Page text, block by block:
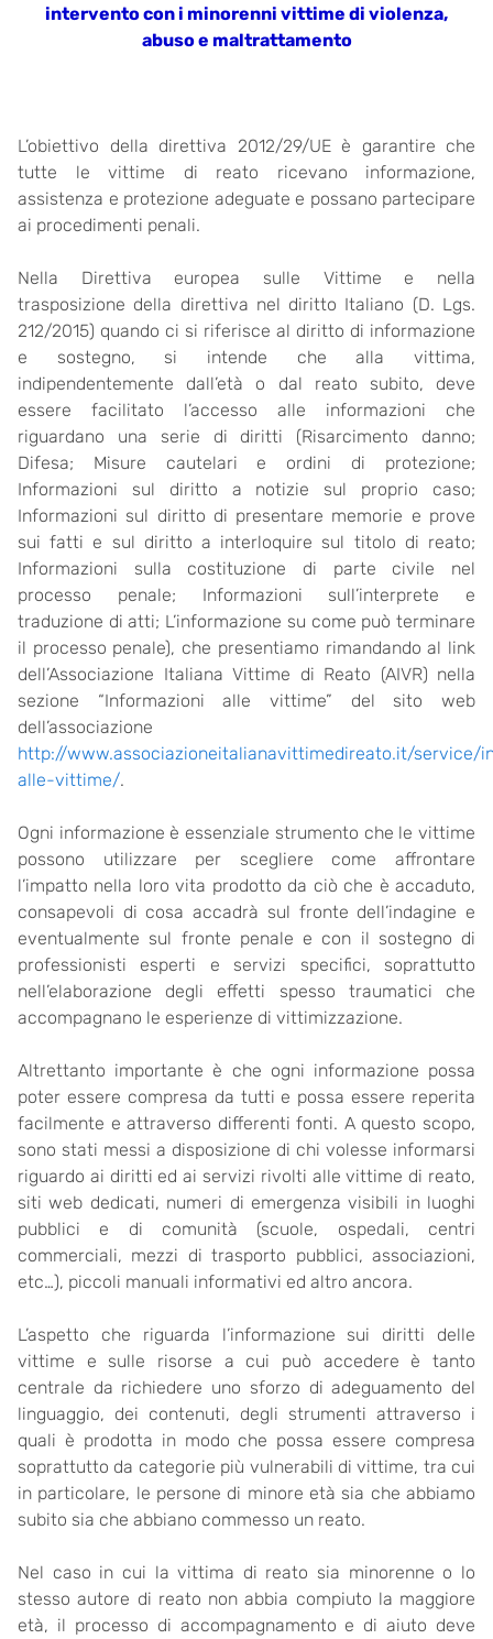
intervento con i minorenni vittime di violenza,
abuso e maltrattamento
L’obiettivo della direttiva 2012/29/UE è garantire che
tutte le vittime di reato ricevano informazione,
assistenza e protezione adeguate e possano partecipare
ai procedimenti penali.
Nella Direttiva europea sulle Vittime e nella
trasposizione della direttiva nel diritto Italiano (D. Lgs.
212/2015) quando ci si riferisce al diritto di informazione
e sostegno, si intende che alla vittima,
indipendentemente dall’età o dal reato subito, deve
essere facilitato l’accesso alle informazioni che
riguardano una serie di diritti (Risarcimento danno;
Difesa; Misure cautelari e ordini di protezione;
Informazioni sul diritto a notizie sul proprio caso;
Informazioni sul diritto di presentare memorie e prove
sui fatti e sul diritto a interloquire sul titolo di reato;
Informazioni sulla costituzione di parte civile nel
processo penale; Informazioni sull’interprete e
traduzione di atti; L’informazione su come può terminare
il processo penale), che presentiamo rimandando al link
dell’Associazione Italiana Vittime di Reato (AIVR) nella
sezione “Informazioni alle vittime” del sito web
dell’associazione
http://www.associazioneitalianavittimedireato.it/service/
alle-vittime/.
Ogni informazione è essenziale strumento che le vittime
possono utilizzare per scegliere come affrontare
l’impatto nella loro vita prodotto da ciò che è accaduto,
consapevoli di cosa accadrà sul fronte dell’indagine e
eventualmente sul fronte penale e con il sostegno di
professionisti esperti e servizi specifici, soprattutto
nell’elaborazione degli effetti spesso traumatici che
accompagnano le esperienze di vittimizzazione.
Altrettanto importante è che ogni informazione possa
poter essere compresa da tutti e possa essere reperita
facilmente e attraverso differenti fonti. A questo scopo,
sono stati messi a disposizione di chi volesse informarsi
riguardo ai diritti ed ai servizi rivolti alle vittime di reato,
siti web dedicati, numeri di emergenza visibili in luoghi
pubblici e di comunità (scuole, ospedali, centri
commerciali, mezzi di trasporto pubblici, associazioni,
etc…), piccoli manuali informativi ed altro ancora.
L’aspetto che riguarda l’informazione sui diritti delle
vittime e sulle risorse a cui può accedere è tanto
centrale da richiedere uno sforzo di adeguamento del
linguaggio, dei contenuti, degli strumenti attraverso i
quali è prodotta in modo che possa essere compresa
soprattutto da categorie più vulnerabili di vittime, tra cui
in particolare, le persone di minore età sia che abbiamo
subito sia che abbiano commesso un reato.
Nel caso in cui la vittima di reato sia minorenne o lo
stesso autore di reato non abbia compiuto la maggiore
età, il processo di accompagnamento e di aiuto deve